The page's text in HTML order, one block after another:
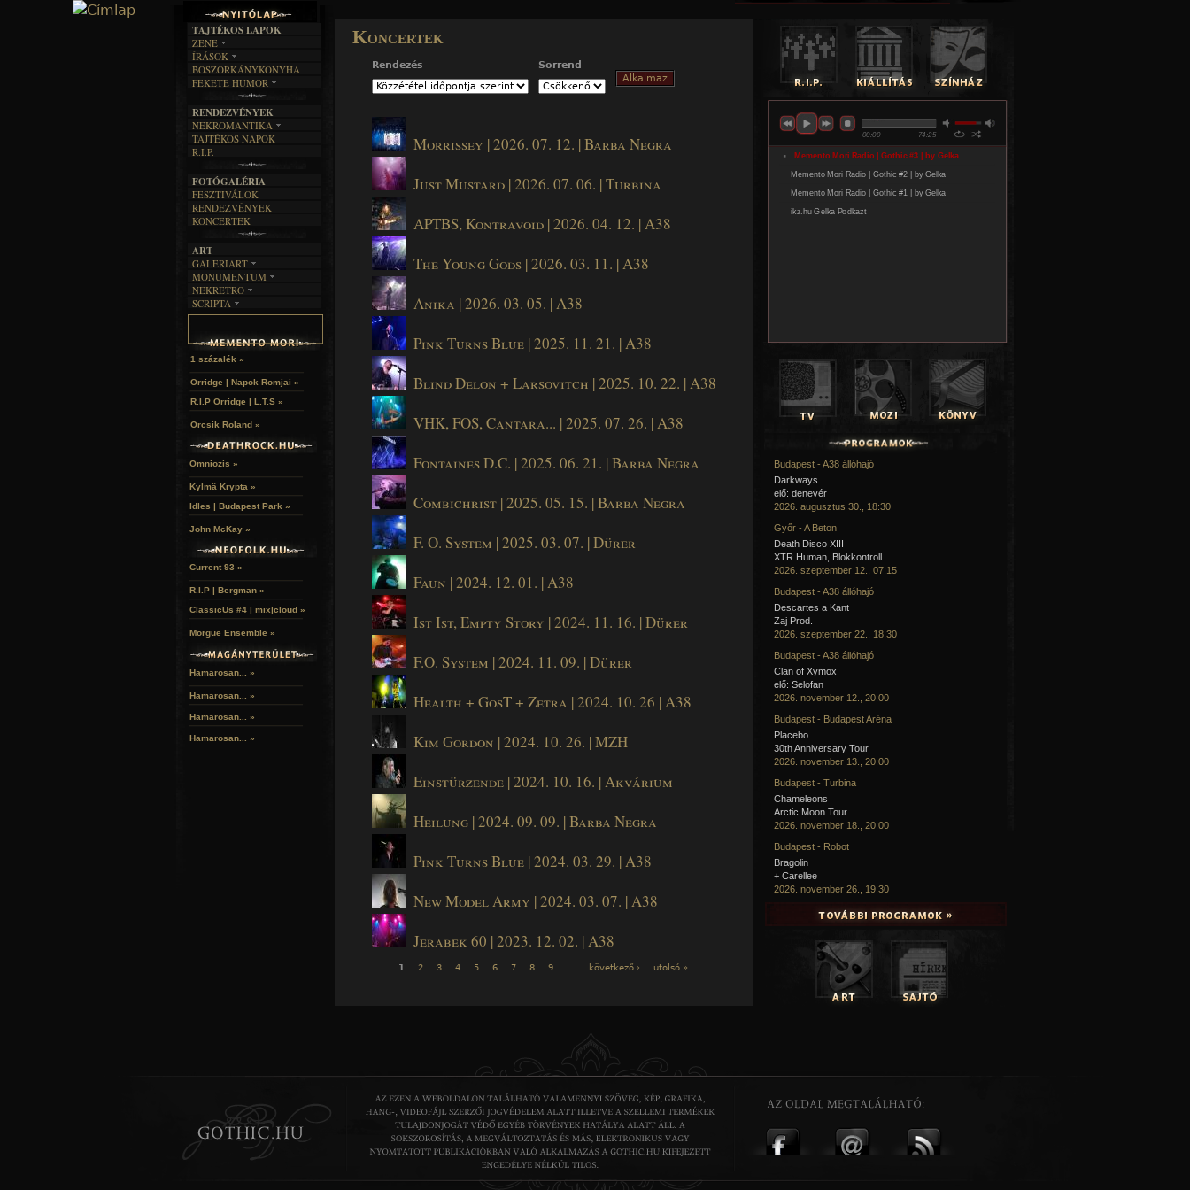
Koncertek
Rendezés Sorrend
Morrissey | 2026. 07. 12. | Barba Negra
Just Mustard | 2026. 07. 06. | Turbina
APTBS, Kontravoid | 2026. 04. 12. | A38
The Young Gods | 2026. 03. 11. | A38
Anika | 2026. 03. 05. | A38
Pink Turns Blue | 2025. 11. 21. | A38
Blind Delon + Larsovitch | 2025. 10. 22. | A38
VHK, FOS, Cantara... | 2025. 07. 26. | A38
Fontaines D.C. | 2025. 06. 21. | Barba Negra
Combichrist | 2025. 05. 15. | Barba Negra
F. O. System | 2025. 03. 07. | Dürer
Faun | 2024. 12. 01. | A38
Ist Ist, Empty Story | 2024. 11. 16. | Dürer
F.O. System | 2024. 11. 09. | Dürer
Health + GosT + Zetra | 2024. 10. 26 | A38
Kim Gordon | 2024. 10. 26. | MZH
Einstürzende | 2024. 10. 16. | Akvárium
Heilung | 2024. 09. 09. | Barba Negra
Pink Turns Blue | 2024. 03. 29. | A38
New Model Army | 2024. 03. 07. | A38
Jerabek 60 | 2023. 12. 02. | A38
1 2 3 4 5 6 7 8 9 következő › utolsó »
TAJTÉKOS LAPOK
ZENE
EGYÜTTESEK
INTERJÚK
FORDÍTÁSOK
DALSZÖVEGEK
ÍRÁSOK
IRODALOM
FILM
MŰVÉSZET
ÍRÁSTÖRTÉNET
BOSZORKÁNYKONYHA
FEKETE HUMOR
SZÖVEGES
RENDEZVÉNYEK
NEKROMANTIKA
AKTUÁLIS
A MÚLT
TAJTÉKOS NAPOK
R.I.P.
FOTÓGALÉRIA
FESZTIVÁLOK
RENDEZVÉNYEK
KONCERTEK
ART
GALERIART
ARTGALERI
KÉPREGÉNYEK
LAKÁSKULTS
MONUMENTUM
TEMETŐK
TEMPLOMOK
HELYEK
NEKRETRO
SZUBKULT
RELIKVIÁK
SCRIPTA
NOVELLÁK
HALÁLTÁNC
1 százalék »
Orridge | Napok Romjai »
R.I.P Orridge | L.T.S »
Orcsik Roland »
Omniozis »
Kylmä Krypta »
Idles | Budapest Park »
John McKay »
Current 93 »
R.I.P | Bergman »
ClassicUs #4 | mix|cloud »
Morgue Ensemble »
Hamarosan... »
Hamarosan... »
Hamarosan... »
Hamarosan... »
Budapest - A38 állóhajó
Darkways
elő: denevér
2026. augusztus 30., 18:30
Győr - A Beton
Death Disco XIII
XTR Human, Blokkontroll
2026. szeptember 12., 07:15
Budapest - A38 állóhajó
Descartes a Kant
Zaj Prod.
2026. szeptember 22., 18:30
Budapest - A38 állóhajó
Clan of Xymox
elő: Selofan
2026. november 12., 20:00
Budapest - Budapest Aréna
Placebo
30th Anniversary Tour
2026. november 13., 20:00
Budapest - Turbina
Chameleons
Arctic Moon Tour
2026. november 18., 20:00
Budapest - Robot
Bragolin
+ Carellee
2026. november 26., 19:30